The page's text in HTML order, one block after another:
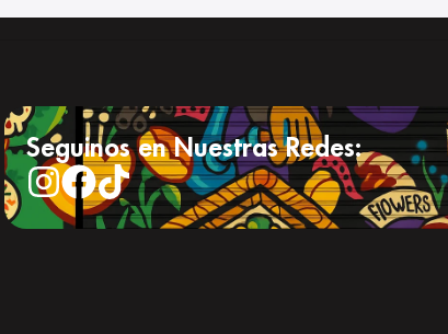
Seguinos en Nuestras Redes: